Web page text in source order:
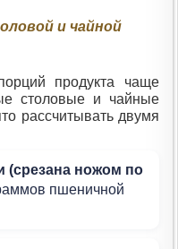
и чайной
продукта чаще
столовые и чайные
рассчитывать двумя
(срезана ножом по
пшеничной